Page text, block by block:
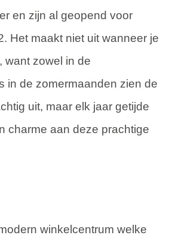
en zijn al geopend voor
Het maakt niet uit wanneer je
want zowel in de
in de zomermaanden zien de
uit, maar elk jaar getijde
charme aan deze prachtige
winkelcentrum welke